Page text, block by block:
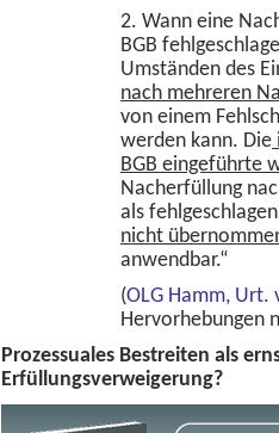
2. Wann eine
BGB
Umständen des
nach mehreren
von einem
werden kann. Die
BGB eingeführte
Nacherfüllung
als
nicht
anwendbar.“
(OLG Hamm,
Hervorhebungen
Prozessuales Bestreiten als
Erfüllungsverweigerung?